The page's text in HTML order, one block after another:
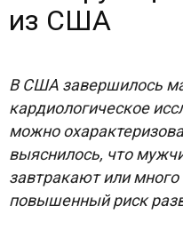
из США
В США завершилось
кардиологическое
можно
выяснилось, что
завтракают или
повышенный риск